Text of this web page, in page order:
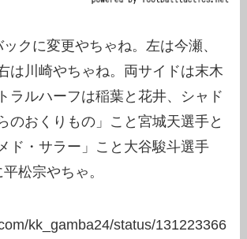
クに変更やちゃね。左は今瀬、
は川崎やちゃね。両サイドは末木
ラルハーフは稲葉と花井、シャド
のおくりもの」こと宮城天選手と
ド・サラー」こと大谷駿斗選手
松宗やちゃ。
kk_gamba24/status/131223366